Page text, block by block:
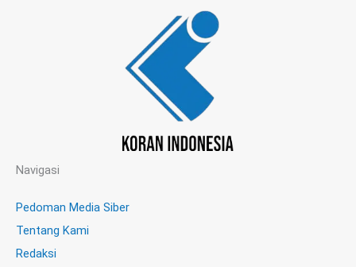
Navigasi
Pedoman Media Siber
Tentang Kami
Redaksi